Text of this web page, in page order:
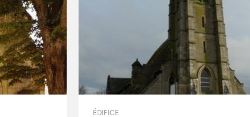
ÉDIFICE